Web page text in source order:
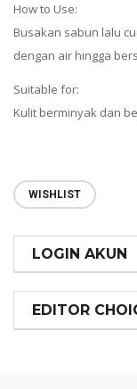
How to Use:
Busakan sabun lalu
dengan air hingga
Suitable for:
Kulit berminyak dan
WISHLIST
LOGIN AKUN
EDITOR